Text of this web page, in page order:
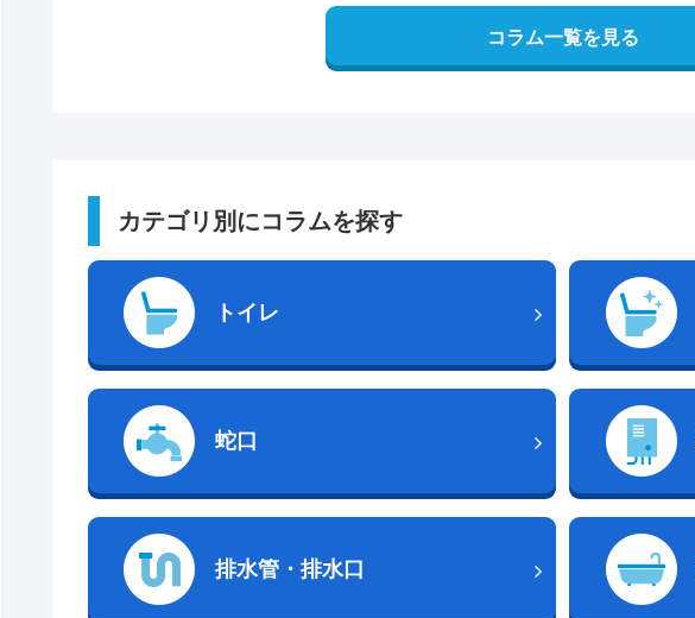
コラム一覧を見る
カテゴリ別にコラムを探す
トイレ
蛇口
排水管・排水口